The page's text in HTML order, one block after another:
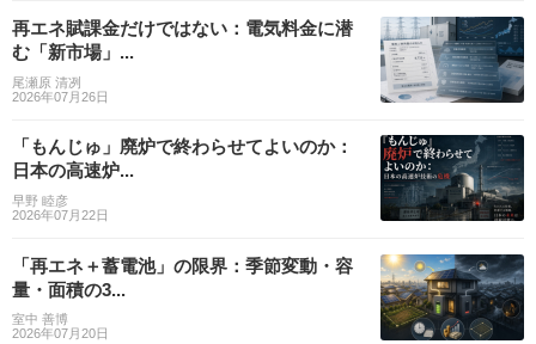
再エネ賦課金だけではない：電気料金に潜
む「新市場」...
尾瀬原 清冽
2026年07月26日
「もんじゅ」廃炉で終わらせてよいのか：
日本の高速炉...
早野 睦彦
2026年07月22日
「再エネ＋蓄電池」の限界：季節変動・容
量・面積の3...
室中 善博
2026年07月20日